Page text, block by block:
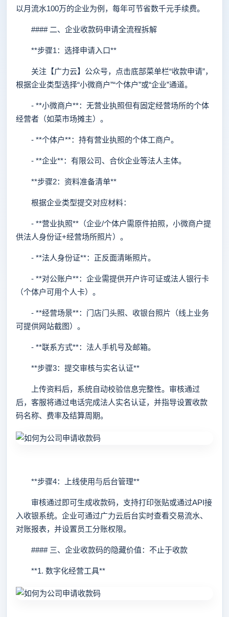
以月流水100万的企业为例，每年可节省数千元手续费。
#### 二、企业收款码申请全流程拆解
**步骤1：选择申请入口**
关注【广力云】公众号，点击底部菜单栏“收款申请”，
根据企业类型选择“小微商户”“个体户”或“企业”通道。
- **小微商户**：无营业执照但有固定经营场所的个体
经营者（如菜市场摊主）。
- **个体户**：持有营业执照的个体工商户。
- **企业**：有限公司、合伙企业等法人主体。
**步骤2：资料准备清单**
根据企业类型提交对应材料：
- **营业执照**（企业/个体户需原件拍照，小微商户提
供法人身份证+经营场所照片）。
- **法人身份证**：正反面清晰照片。
- **对公账户**：企业需提供开户许可证或法人银行卡
（个体户可用个人卡）。
- **经营场景**：门店门头照、收银台照片（线上业务
可提供网站截图）。
- **联系方式**：法人手机号及邮箱。
**步骤3：提交审核与实名认证**
上传资料后，系统自动校验信息完整性。审核通过
后，客服将通过电话完成法人实名认证，并指导设置收款
码名称、费率及结算周期。
**步骤4：上线使用与后台管理**
审核通过即可生成收款码，支持打印张贴或通过API接
入收银系统。企业可通过广力云后台实时查看交易流水、
对账报表，并设置员工分账权限。
#### 三、企业收款码的隐藏价值：不止于收款
**1. 数字化经营工具**